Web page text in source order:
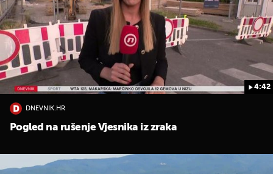
4:42
DNEVNIK.HR
Pogled na rušenje Vjesnika iz zraka